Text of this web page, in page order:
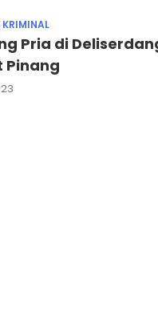
Pria di
Pinang